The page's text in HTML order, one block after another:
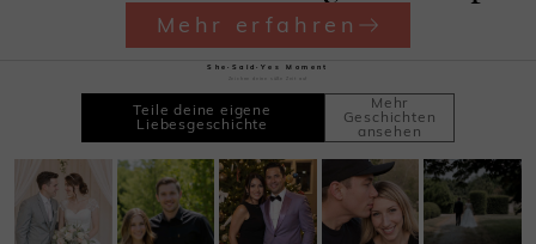
Mehr erfahren
She·Said·Yes Moment
Teile deine eigene
Liebesgeschichte
Mehr
Geschichten
ansehen